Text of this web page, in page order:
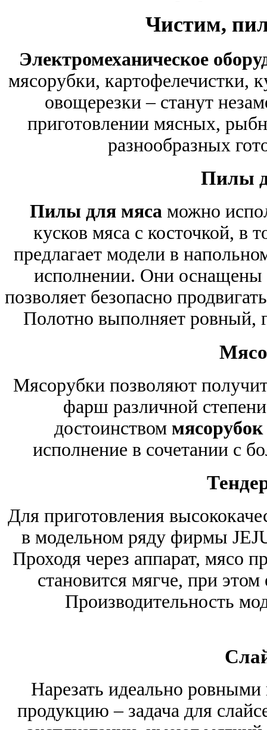
Чистим,
Электромеханическое
мясорубки, картофелечистки,
овощерезки – станут
приготовлении мясных,
разнообразных
Пилы
Пилы для мясаможно
кусков мяса с косточкой, в
предлагает модели в
исполнении. Они
позволяет безопасно
Полотно выполняет ровный,
Мясорубки позволяют
фарш различной
достоинством
исполнение в сочетании с
Для приготовления
в модельном ряду фирмы
Проходя через аппарат, мясо
становится мягче, при
Производительность
Нарезать идеально
продукцию – задача для